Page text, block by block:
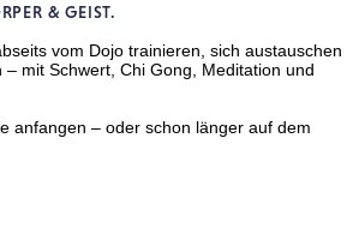
& GEIST.
vom Dojo trainieren, sich austauschen
mit Schwert, Chi Gong, Meditation und
anfangen – oder schon länger auf dem